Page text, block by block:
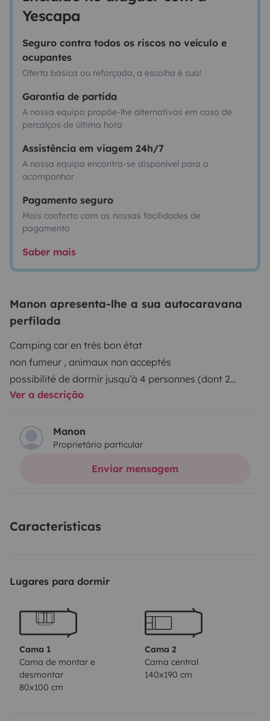
Yescapa
Seguro contra todos os riscos no veículo e
ocupantes
Oferta básica ou reforçada, a escolha é sua!
Garantia de partida
A nossa equipa propõe-lhe alternativas em caso de
percalços de última hora
Assistência em viagem 24h/7
A nossa equipa encontra-se disponível para o
acompanhar
Pagamento seguro
Mais conforto com as nossas facilidades de
pagamento
Saber mais
Manon apresenta-lhe a sua autocaravana
perfilada
Camping car en très bon état
non fumeur , animaux non acceptés
possibilité de dormir jusqu’à 4 personnes (dont 2
enfants ) grand lit au fond fixe et lit dînette
grande tente (pièce de vie et deux chambres) ou une
simple petite tente une personne
Le camping car doit être revenu propre intérieur et
et les eaux (propres et sales) ainsi que le wc vidés
Ver a descrição
Manon
Proprietário particular
Enviar mensagem
Características
Lugares para dormir
Cama 1
Cama de montar e
desmontar
80x100 cm
Cama 2
Cama central
140x190 cm